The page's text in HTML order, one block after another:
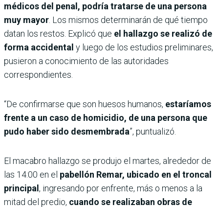
médicos del penal, podría tratarse de una persona
muy mayor . Los mismos determinarán de qué tiempo
datan los restos. Explicó que el hallazgo se realizó de
forma accidental y luego de los estudios preliminares,
pusieron a conocimiento de las autoridades
correspondientes.
“De confirmarse que son huesos humanos, estaríamos
frente a un caso de homicidio, de una persona que
pudo haber sido desmembrada”, puntualizó.
El macabro hallazgo se produjo el martes, alrededor de
las 14:00 en el pabellón Remar, ubicado en el troncal
principal , ingresando por enfrente, más o menos a la
mitad del predio, cuando se realizaban obras de